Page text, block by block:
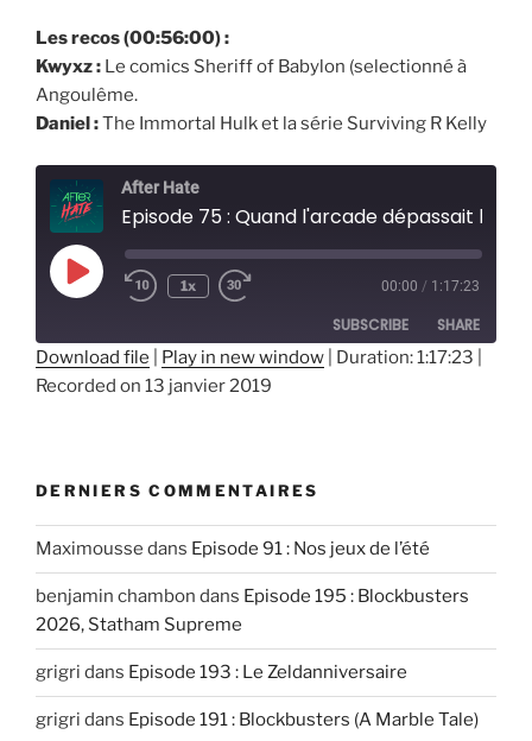
Les recos (00:56:00) :
Kwyxz : Le comics Sheriff of Babylon (selectionné à
Angoulême.
Daniel :The Immortal Hulk et la série Surviving R Kelly
After Hate
Play
Episode
1x 00:00 / 1:17:23
SUBSCRIBE SHARE
SHARE
EMBED
Download file Play in new window Duration: 1:17:23
Recorded on 13 janvier 2019
DERNIERS COMMENTAIRES
Maximousse dans Episode 91 : Nos jeux de l’été
benjamin chambon dans Episode 195 : Blockbusters
2026, Statham Supreme
grigri dans Episode 193 : Le Zeldanniversaire
grigri dans Episode 191 : Blockbusters (A Marble Tale)